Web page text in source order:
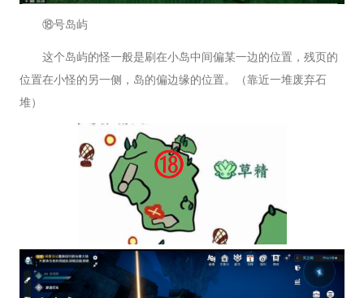
⑱号岛屿
这个岛屿的怪一般是刷在小岛中间偏某一边的位置，残页的
位置在小怪的另一侧，岛的偏边缘的位置。（靠近一堆废弃石
堆）